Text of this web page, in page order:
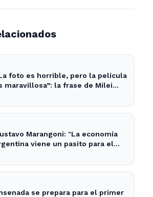
foto es horrible, pero la película
maravillosa”: la frase de Milei
Marangoni: "La economía
viene un pasito para el
se prepara para el primer